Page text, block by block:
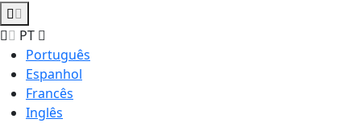
PT
Português
Espanhol
Francês
Inglês